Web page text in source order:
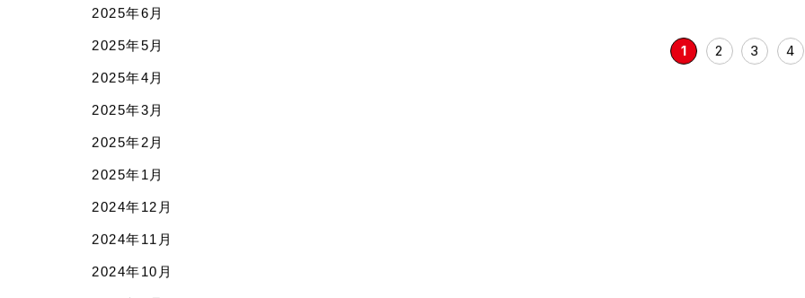
1 2 3 4
2025年6月
2025年5月
2025年4月
2025年3月
2025年2月
2025年1月
2024年12月
2024年11月
2024年10月